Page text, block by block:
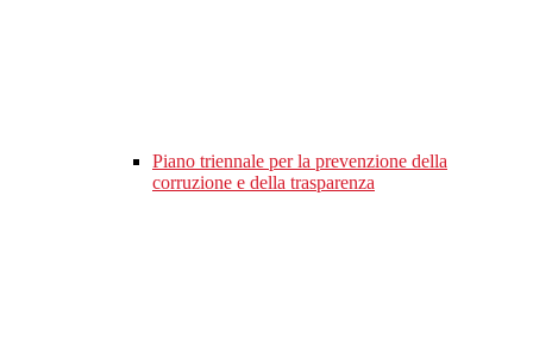
Piano triennale per la prevenzione della
corruzione e della trasparenza